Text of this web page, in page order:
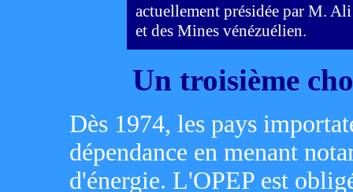
actuellement présidée par M.
et des Mines vénézuélien.
Un troisième
Dès 1974, les pays
dépendance en menant
d'énergie. L'OPEP est